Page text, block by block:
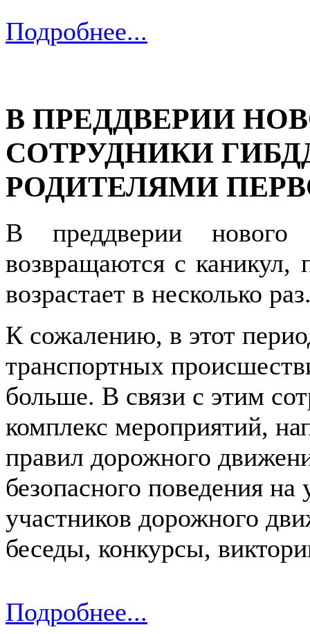
Подробнее...
В ПРЕДДВЕРИИ
СОТРУДНИКИ
РОДИТЕЛЯМИ
В преддверии нового
возвращаются с каникул,
возрастает в несколько
К сожалению, в этот
транспортных
больше. В связи с этим
комплекс мероприятий,
правил дорожного
безопасного поведения
участников дорожного
беседы, конкурсы,
Подробнее...